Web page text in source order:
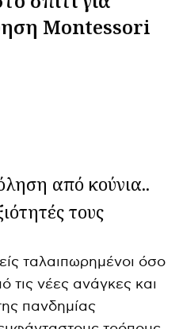
Montessori
από κούνια..
τους
ταλαιπωρημένοι όσο
τις νέες ανάγκες και
πανδημίας